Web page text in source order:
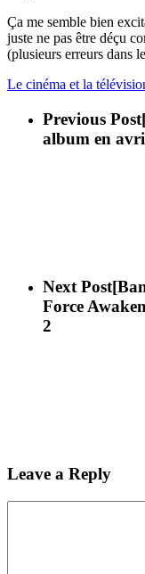
Ça me semble bien
juste ne pas être déçu
(plusieurs erreurs dans
Le cinéma et la
Previous Post
album en
Next Post
Force
2
Leave a Reply